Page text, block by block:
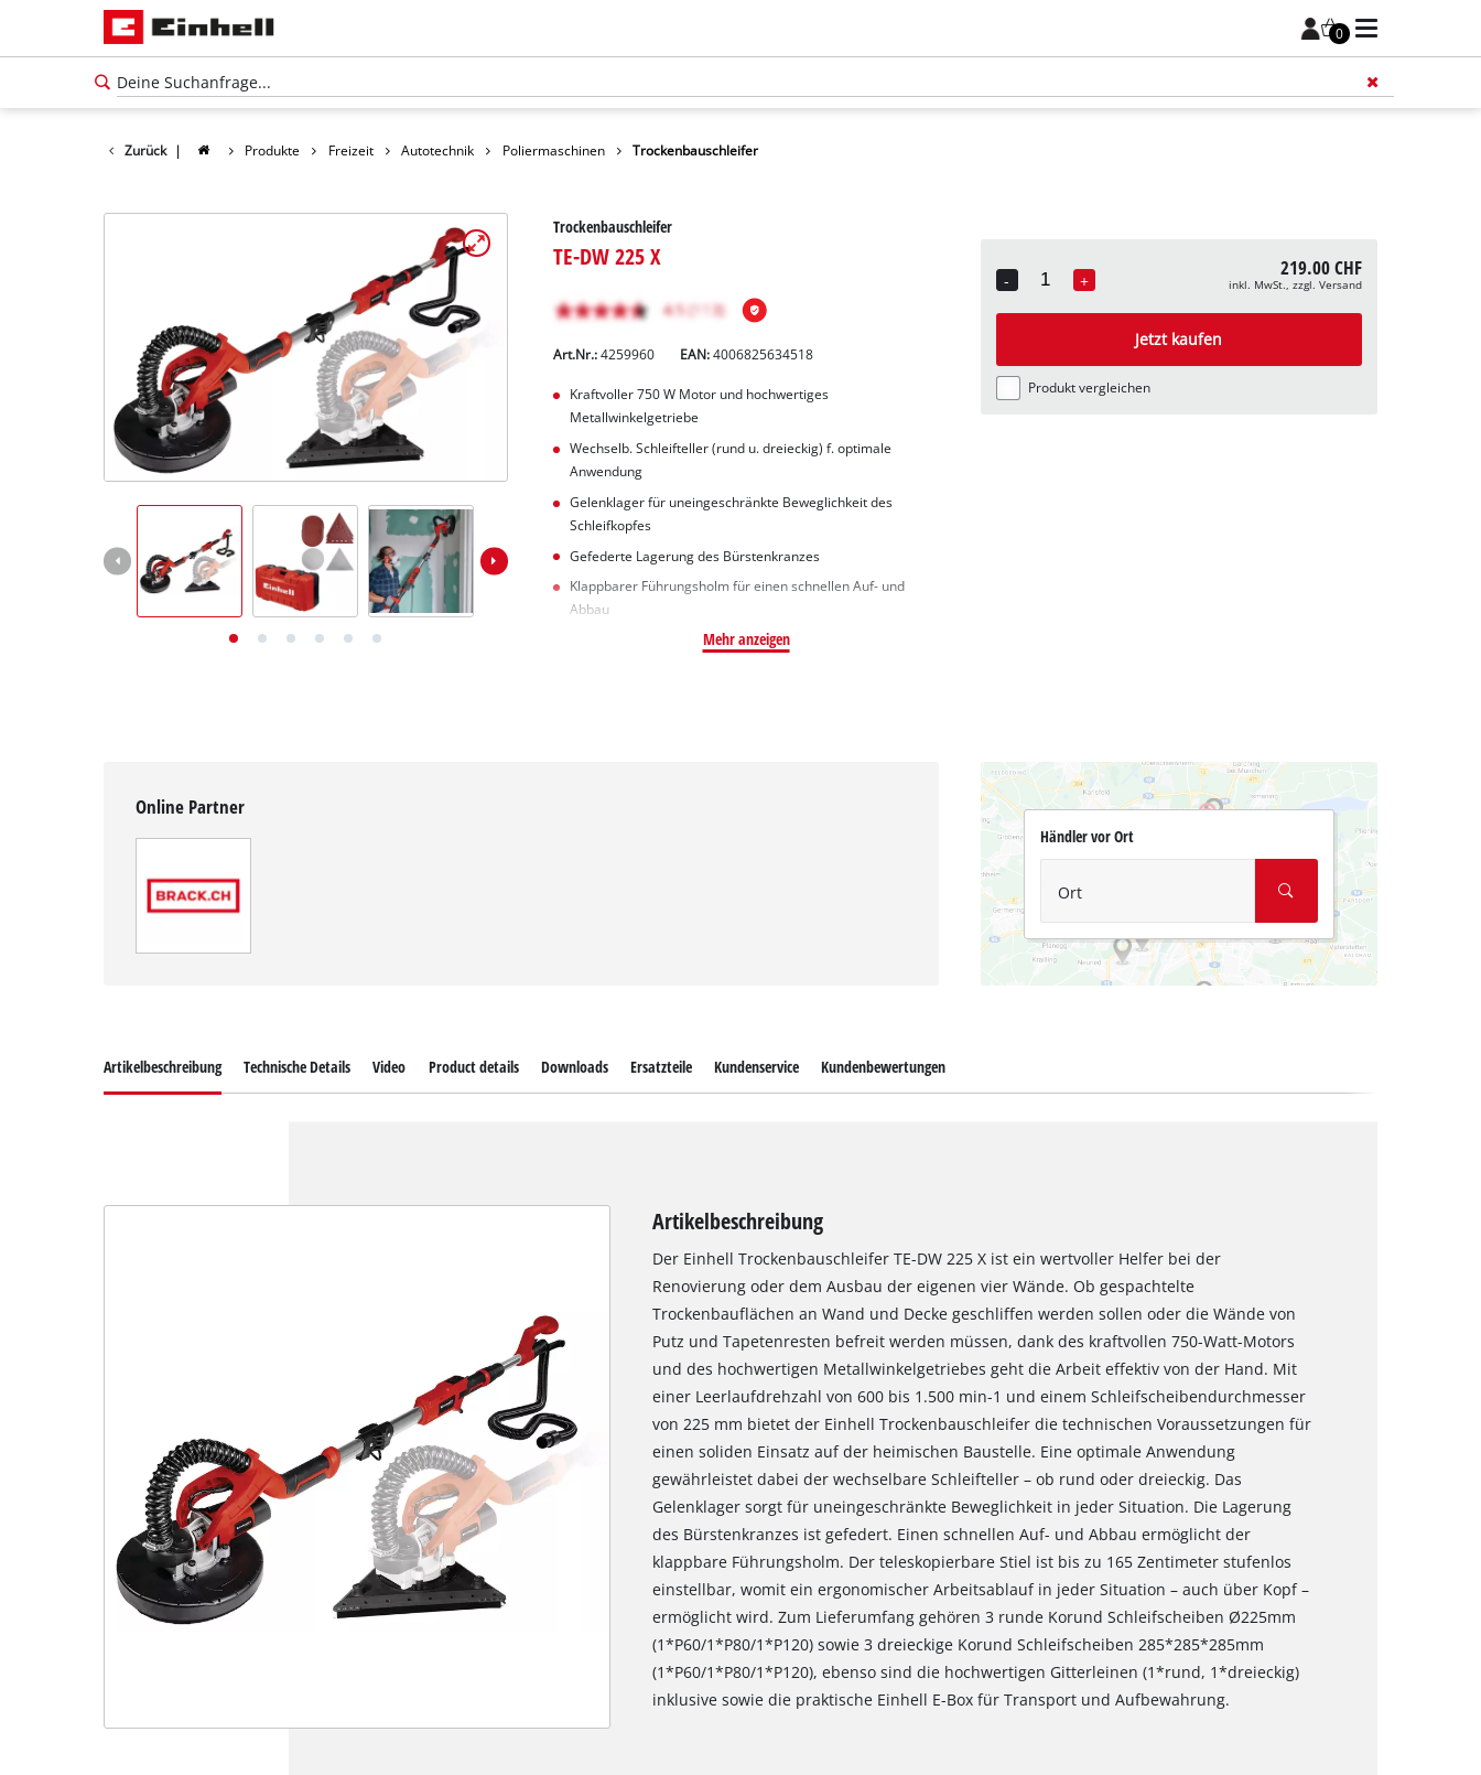
0
Zurück | Produkte Freizeit Autotechnik Poliermaschinen Trockenbauschleifer
Trockenbauschleifer
TE-DW 225 X
Art.Nr.:4259960 EAN:4006825634518
Kraftvoller 750 W Motor und hochwertiges
Metallwinkelgetriebe
Wechselb. Schleifteller (rund u. dreieckig) f. optimale
Anwendung
Gelenklager für uneingeschränkte Beweglichkeit des
Schleifkopfes
Gefederte Lagerung des Bürstenkranzes
Klappbarer Führungsholm für einen schnellen Auf- und
Abbau
Mehr anzeigen
-
Quantity
+ 219.00 CHF
inkl. MwSt., zzgl. Versand
Jetzt kaufen
Produkt vergleichen
Online Partner
Händler vor Ort
Ort
Artikelbeschreibung Technische Details Video Product details Downloads Ersatzteile Kundenservice Kundenbewertungen
Artikelbeschreibung
Der Einhell Trockenbauschleifer TE-DW 225 X ist ein wertvoller Helfer bei der
Renovierung oder dem Ausbau der eigenen vier Wände. Ob gespachtelte
Trockenbauflächen an Wand und Decke geschliffen werden sollen oder die Wände von
Putz und Tapetenresten befreit werden müssen, dank des kraftvollen 750-Watt-Motors
und des hochwertigen Metallwinkelgetriebes geht die Arbeit effektiv von der Hand. Mit
einer Leerlaufdrehzahl von 600 bis 1.500 min-1 und einem Schleifscheibendurchmesser
von 225 mm bietet der Einhell Trockenbauschleifer die technischen Voraussetzungen für
einen soliden Einsatz auf der heimischen Baustelle. Eine optimale Anwendung
gewährleistet dabei der wechselbare Schleifteller – ob rund oder dreieckig. Das
Gelenklager sorgt für uneingeschränkte Beweglichkeit in jeder Situation. Die Lagerung
des Bürstenkranzes ist gefedert. Einen schnellen Auf- und Abbau ermöglicht der
klappbare Führungsholm. Der teleskopierbare Stiel ist bis zu 165 Zentimeter stufenlos
einstellbar, womit ein ergonomischer Arbeitsablauf in jeder Situation – auch über Kopf –
ermöglicht wird. Zum Lieferumfang gehören 3 runde Korund Schleifscheiben Ø225mm
(1*P60/1*P80/1*P120) sowie 3 dreieckige Korund Schleifscheiben 285*285*285mm
(1*P60/1*P80/1*P120), ebenso sind die hochwertigen Gitterleinen (1*rund, 1*dreieckig)
inklusive sowie die praktische Einhell E-Box für Transport und Aufbewahrung.